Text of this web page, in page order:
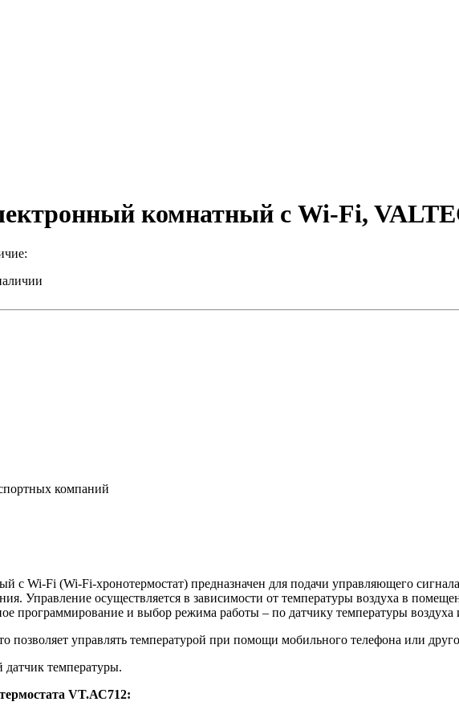
комнатный с Wi-Fi,
компаний
с Wi-Fi (Wi-Fi-хронотермостат) предназначен для подачи управляющего
Управление осуществляется в зависимости от температуры воздуха в
программирование и выбор режима работы – по датчику температуры воздуха
позволяет управлять температурой при помощи мобильного телефона или
температуры.
VT.АС712: